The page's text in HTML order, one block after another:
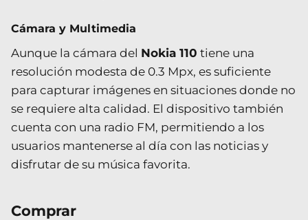
Cámara y Multimedia
Aunque la cámara del Nokia 110 tiene una
resolución modesta de 0.3 Mpx, es suficiente
para capturar imágenes en situaciones donde no
se requiere alta calidad. El dispositivo también
cuenta con una radio FM, permitiendo a los
usuarios mantenerse al día con las noticias y
disfrutar de su música favorita.
Comprar